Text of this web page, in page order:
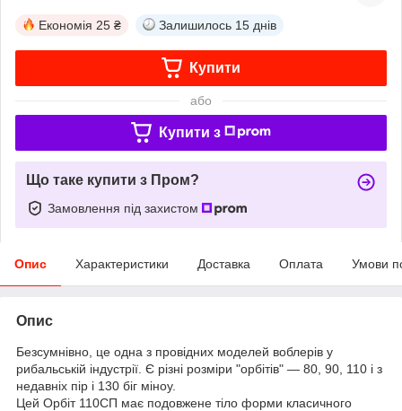
Економія 25 ₴ Залишилось 15 днів
Купити
або
Купити з
Що таке купити з Пром?
Замовлення під захистом
Опис Характеристики Доставка Оплата Умови
Опис
Безсумнівно, це одна з провідних моделей воблерів у
рибальській індустрії. Є різні розміри "орбітів" — 80, 90, 110 і з
недавніх пір і 130 біг міноу.
Цей Орбіт 110СП має подовжене тіло форми класичного